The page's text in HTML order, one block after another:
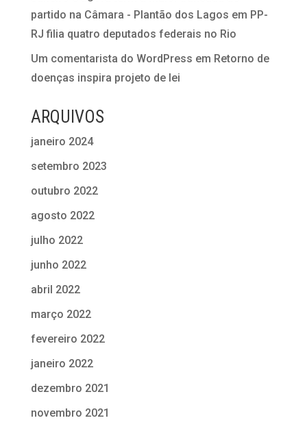
partido na Câmara - Plantão dos Lagos em PP-
RJ filia quatro deputados federais no Rio
Um comentarista do WordPress em Retorno de
doenças inspira projeto de lei
ARQUIVOS
janeiro 2024
setembro 2023
outubro 2022
agosto 2022
julho 2022
junho 2022
abril 2022
março 2022
fevereiro 2022
janeiro 2022
dezembro 2021
novembro 2021